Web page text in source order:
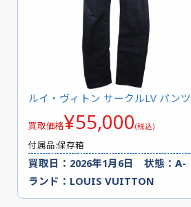
ルイ・ヴィトン サークルLV パンツ
買取価格¥55,000(税込)
付属品:保存箱
買取日：2026年1月6日 状態：
ランド：LOUIS VUITTON